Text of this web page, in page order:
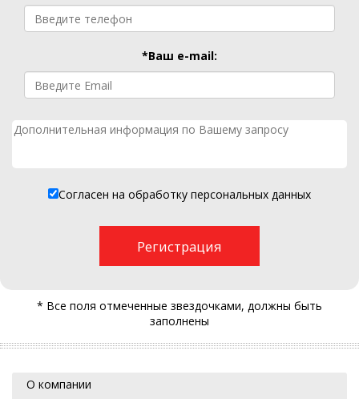
*Ваш e-mail:
Согласен на обработку персональных данных
Регистрация
* Все поля отмеченные звездочками, должны быть
заполнены
О компании